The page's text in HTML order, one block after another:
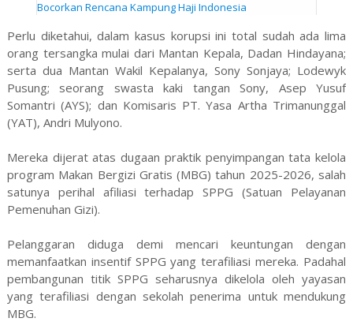
Bocorkan Rencana Kampung Haji Indonesia
Perlu diketahui, dalam kasus korupsi ini total sudah ada lima
orang tersangka mulai dari Mantan Kepala, Dadan Hindayana;
serta dua Mantan Wakil Kepalanya, Sony Sonjaya; Lodewyk
Pusung; seorang swasta kaki tangan Sony, Asep Yusuf
Somantri (AYS); dan Komisaris PT. Yasa Artha Trimanunggal
(YAT), Andri Mulyono.
Mereka dijerat atas dugaan praktik penyimpangan tata kelola
program Makan Bergizi Gratis (MBG) tahun 2025-2026, salah
satunya perihal afiliasi terhadap SPPG (Satuan Pelayanan
Pemenuhan Gizi).
Pelanggaran diduga demi mencari keuntungan dengan
memanfaatkan insentif SPPG yang terafiliasi mereka. Padahal
pembangunan titik SPPG seharusnya dikelola oleh yayasan
yang terafiliasi dengan sekolah penerima untuk mendukung
MBG.